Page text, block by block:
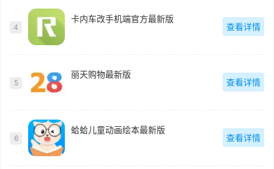
4
卡内车改手机端官方最新版
查看详情
5
丽天购物最新版
查看详情
6
蛤蛤儿童动画绘本最新版
查看详情